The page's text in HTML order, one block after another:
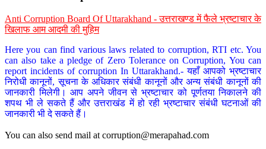
Anti Corruption Board Of Uttarakhand - उत्तराखण्ड में फैले भ्रष्टाचार के
खिलाफ आम आदमी की मुहिम
Here you can find various laws related to corruption, RTI etc. You
can also take a pledge of Zero Tolerance on Corruption, You can
report incidents of corruption In Uttarakhand.- यहाँ आपको भ्रष्टाचार
निरोधी कानूनों, सूचना के अधिकार संबंधी कानूनों और अन्य संबंधी कानूनों की
जानकारी मिलेगी। आप अपने जीवन से भ्रष्टाचार को पूर्णतया निकालने की
शपथ भी ले सकते हैं और उत्तराखंड में हो रही भ्रष्टाचार संबंधी घटनाओं की
जानकारी भी दे सकते हैं।
You can also send mail at corruption@merapahad.com